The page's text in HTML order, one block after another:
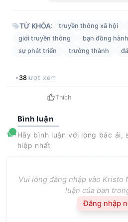
TỪ KHÓA: truyền thông xã hội
giới truyền thông
bạn đồng hành
sự phát triển
trưởng thành
38lượt xem
Thích
Bình luận
Hãy bình luận với lòng bác ái,
hiệp nhất
Vui lòng đăng nhập vào Kristo
luận của bạn
Đăng nhập